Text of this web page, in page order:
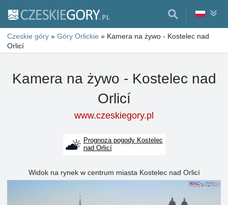
Czeskie góry » Góry Orlickie » Kamera na żywo - Kostelec nad
Orlicí
Kamera na żywo - Kostelec nad
Orlicí
www.czeskiegory.pl
Prognoza pogody Kostelec
nad Orlicí
Widok na rynek w centrum miasta Kostelec nad Orlicí